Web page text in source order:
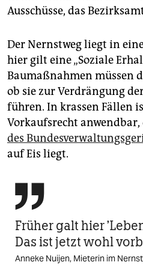
Ausschüsse, das
Der Nernstweg liegt in
hier gilt eine „Soziale
Baumaßnahmen müssen
ob sie zur Verdrängung
führen. In krassen Fällen
Vorkaufsrecht anwendbar,
des
auf Eis liegt.

Früher galt hier
Das ist jetzt wohl
Anneke Nuijen, Mieterin im